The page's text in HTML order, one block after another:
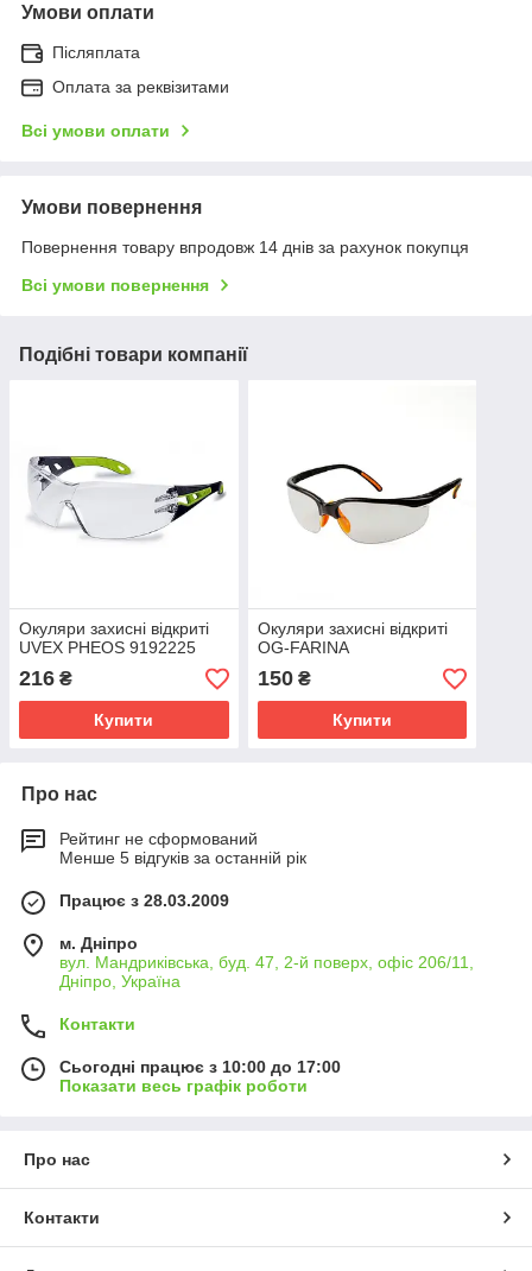
Умови оплати
Післяплата
Оплата за реквізитами
Всі умови оплати
Умови повернення
Повернення товару впродовж 14 днів за рахунок покупця
Всі умови повернення
Подібні товари компанії
Окуляри захисні відкриті
UVEX PHEOS 9192225
216 ₴
Купити
Окуляри захисні відкриті
OG-FARINA
150₴
Купити
Про нас
Рейтинг не сформований
Менше 5 відгуків за останній рік
Працює з 28.03.2009
м. Дніпро
вул. Мандриківська, буд. 47, 2-й поверх, офіс 206/11,
Дніпро, Україна
Контакти
Сьогодні працює з 10:00 до 17:00
Показати весь графік роботи
Про нас
Контакти